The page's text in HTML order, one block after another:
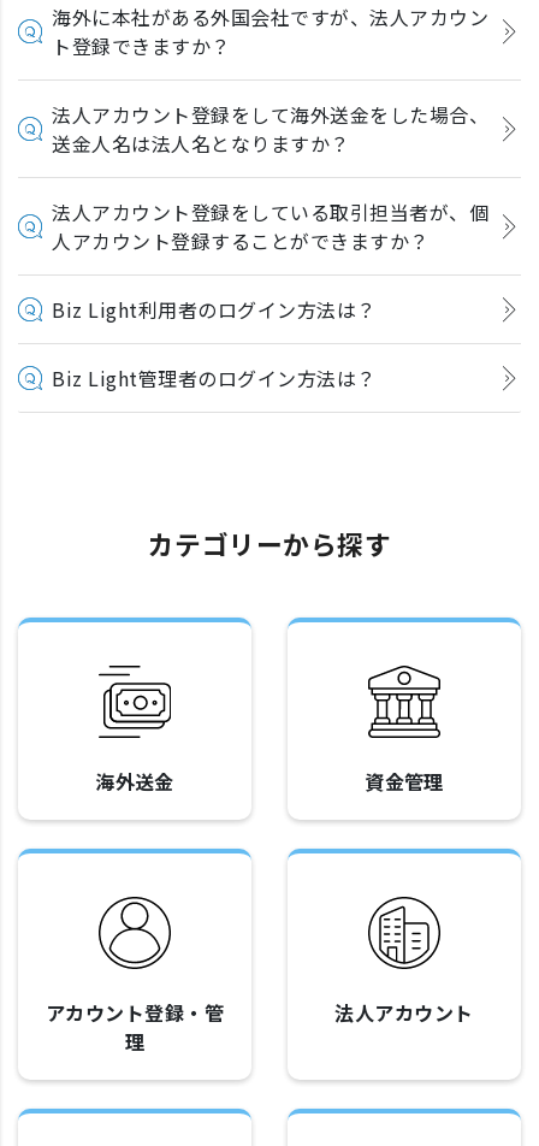
海外に本社がある外国会社ですが、法人アカウン
ト登録できますか？
法人アカウント登録をして海外送金をした場合、
送金人名は法人名となりますか？
法人アカウント登録をしている取引担当者が、個
人アカウント登録することができますか？
Biz Light利用者のログイン方法は？
Biz Light管理者のログイン方法は？
カテゴリーから探す
海外送金 資金管理
アカウント登録・管
理
法人アカウント